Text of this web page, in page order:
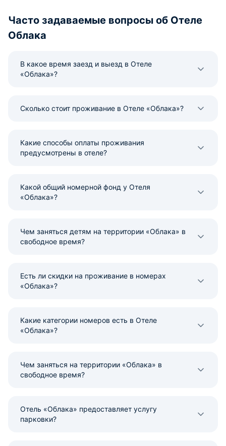
Часто задаваемые вопросы об Отеле
Облака
В какое время заезд и выезд в Отеле
«Облака»?
Сколько стоит проживание в Отеле «Облака»?
Какие способы оплаты проживания
предусмотрены в отеле?
Какой общий номерной фонд у Отеля
«Облака»?
Чем заняться детям на территории «Облака» в
свободное время?
Есть ли скидки на проживание в номерах
«Облака»?
Какие категории номеров есть в Отеле
«Облака»?
Чем заняться на территории «Облака» в
свободное время?
Отель «Облака» предоставляет услугу
парковки?